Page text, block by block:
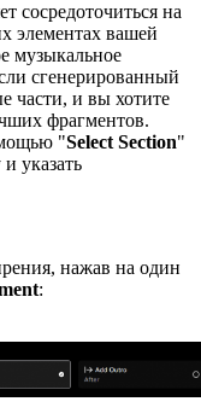
сосредоточиться на
элементах вашей
музыкальное
сгенерированный
части, и вы хотите
фрагментов.
"Select Section"
указать
нажав на один
: